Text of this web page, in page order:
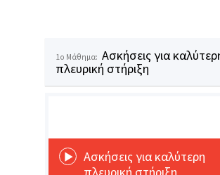
1o Μάθημα: Ασκήσεις για
πλευρική στήριξη
Ασκήσεις για καλύτερη